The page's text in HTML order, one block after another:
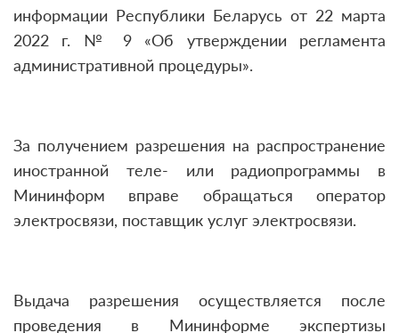
информации Республики Беларусь от 22 марта
2022 г. № 9 «Об утверждении регламента
административной процедуры».
За получением разрешения на распространение
иностранной теле- или радиопрограммы в
Мининформ вправе обращаться оператор
электросвязи, поставщик услуг электросвязи.
Выдача разрешения осуществляется после
проведения в Мининформе экспертизы